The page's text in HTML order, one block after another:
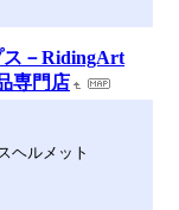
ス－RidingArt
専門店
ヘルメット